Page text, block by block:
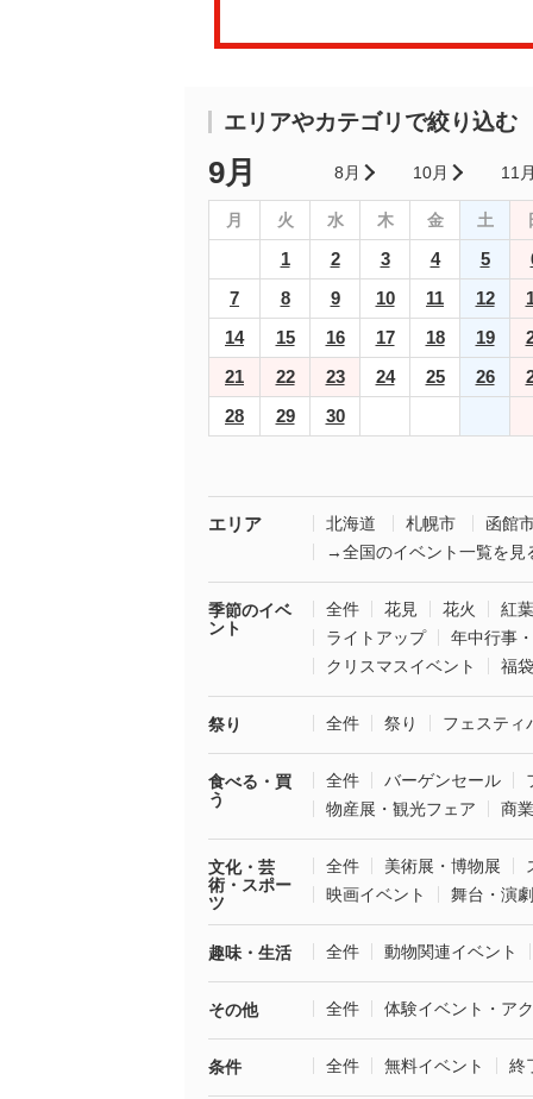
エリアやカテゴリで絞り込む
9月 8月 10月 11
月 火 水 木 金 土
1 2 3 4 5
7
8 9 10 11 12
14
15 16 17 18 19
21
22 23 24 25 26
28
29 30
エリア 北海道 札幌市
函館
→全国のイベント一覧を見
季節のイベ
ント
全件 花見 花火
紅葉
ライトアップ
年中行事
クリスマスイベント
福
祭り 全件 祭り フェスティ
食べる・買
う
全件 バーゲンセール
物産展・観光フェア
商
文化・芸
術・スポー
ツ
全件 美術展・博物展
映画イベント
舞台・演劇
趣味・生活 全件 動物関連イベント
その他 全件 体験イベント・ア
条件 全件 無料イベント 終